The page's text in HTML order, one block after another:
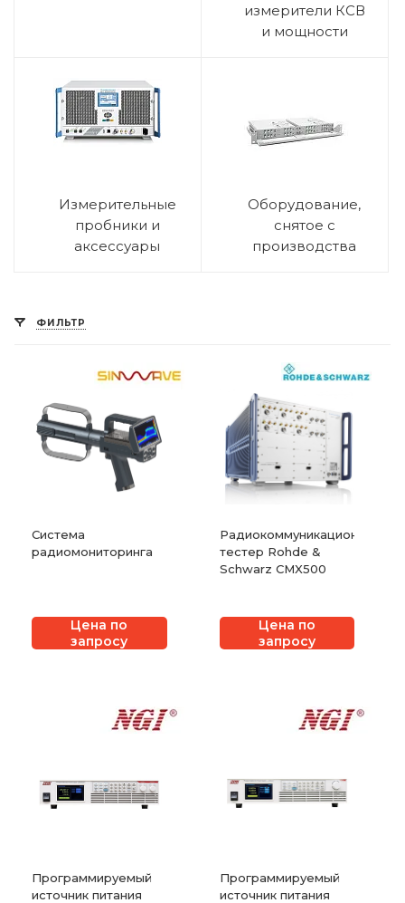
измерители КСВ
и мощности
Измерительные
пробники и
аксессуары
Оборудование,
снятое с
производства
ФИЛЬТР
Система
радиомониторинга
Цена по
запросу
Радиокоммуникационный
тестер Rohde &
Schwarz CMX500
Цена по
запросу
Программируемый
источник питания
Программируемый
источник питания